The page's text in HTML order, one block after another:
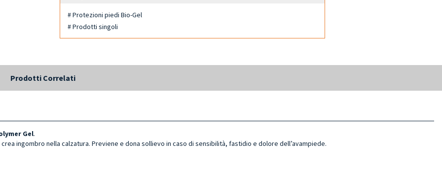
# Protezioni piedi Bio-Gel
# Prodotti singoli
Prodotti Correlati
Gel.
ingombro nella calzatura. Previene e dona sollievo in caso di sensibilità, fastidio e dolore dell’avampiede.